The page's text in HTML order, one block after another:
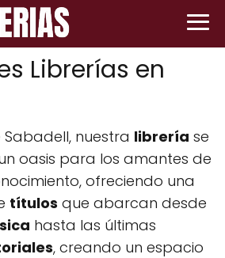
Librerías en
nuestra librería se
oasis para los amantes de
ofreciendo una
títulos que abarcan desde
hasta las últimas
, creando un espacio